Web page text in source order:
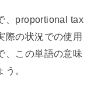
、proportional tax
際の状況での使用
、この単語の意味
。